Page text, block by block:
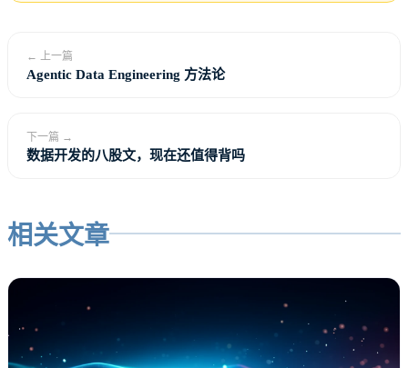
← 上一篇
Agentic Data Engineering 方法论
下一篇 →
数据开发的八股文，现在还值得背吗
相关文章